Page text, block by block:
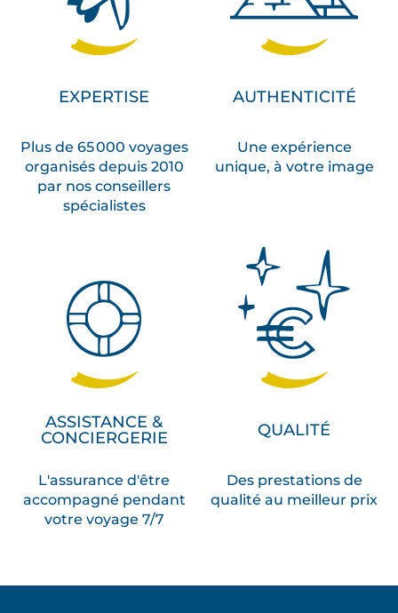
EXPERTISE
Plus de 65 000 voyages
organisés depuis 2010
par nos conseillers
spécialistes
AUTHENTICITÉ
Une expérience
unique, à votre image
ASSISTANCE &
CONCIERGERIE
L'assurance d'être
accompagné pendant
votre voyage 7/7
QUALITÉ
Des prestations de
qualité au meilleur prix